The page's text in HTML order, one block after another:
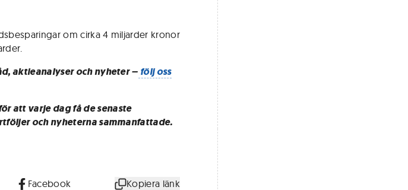
om cirka 4 miljarder kronor
aktieanalyser och nyheter – följ oss
att varje dag få de senaste
och nyheterna sammanfattade.
Facebook Kopiera länk